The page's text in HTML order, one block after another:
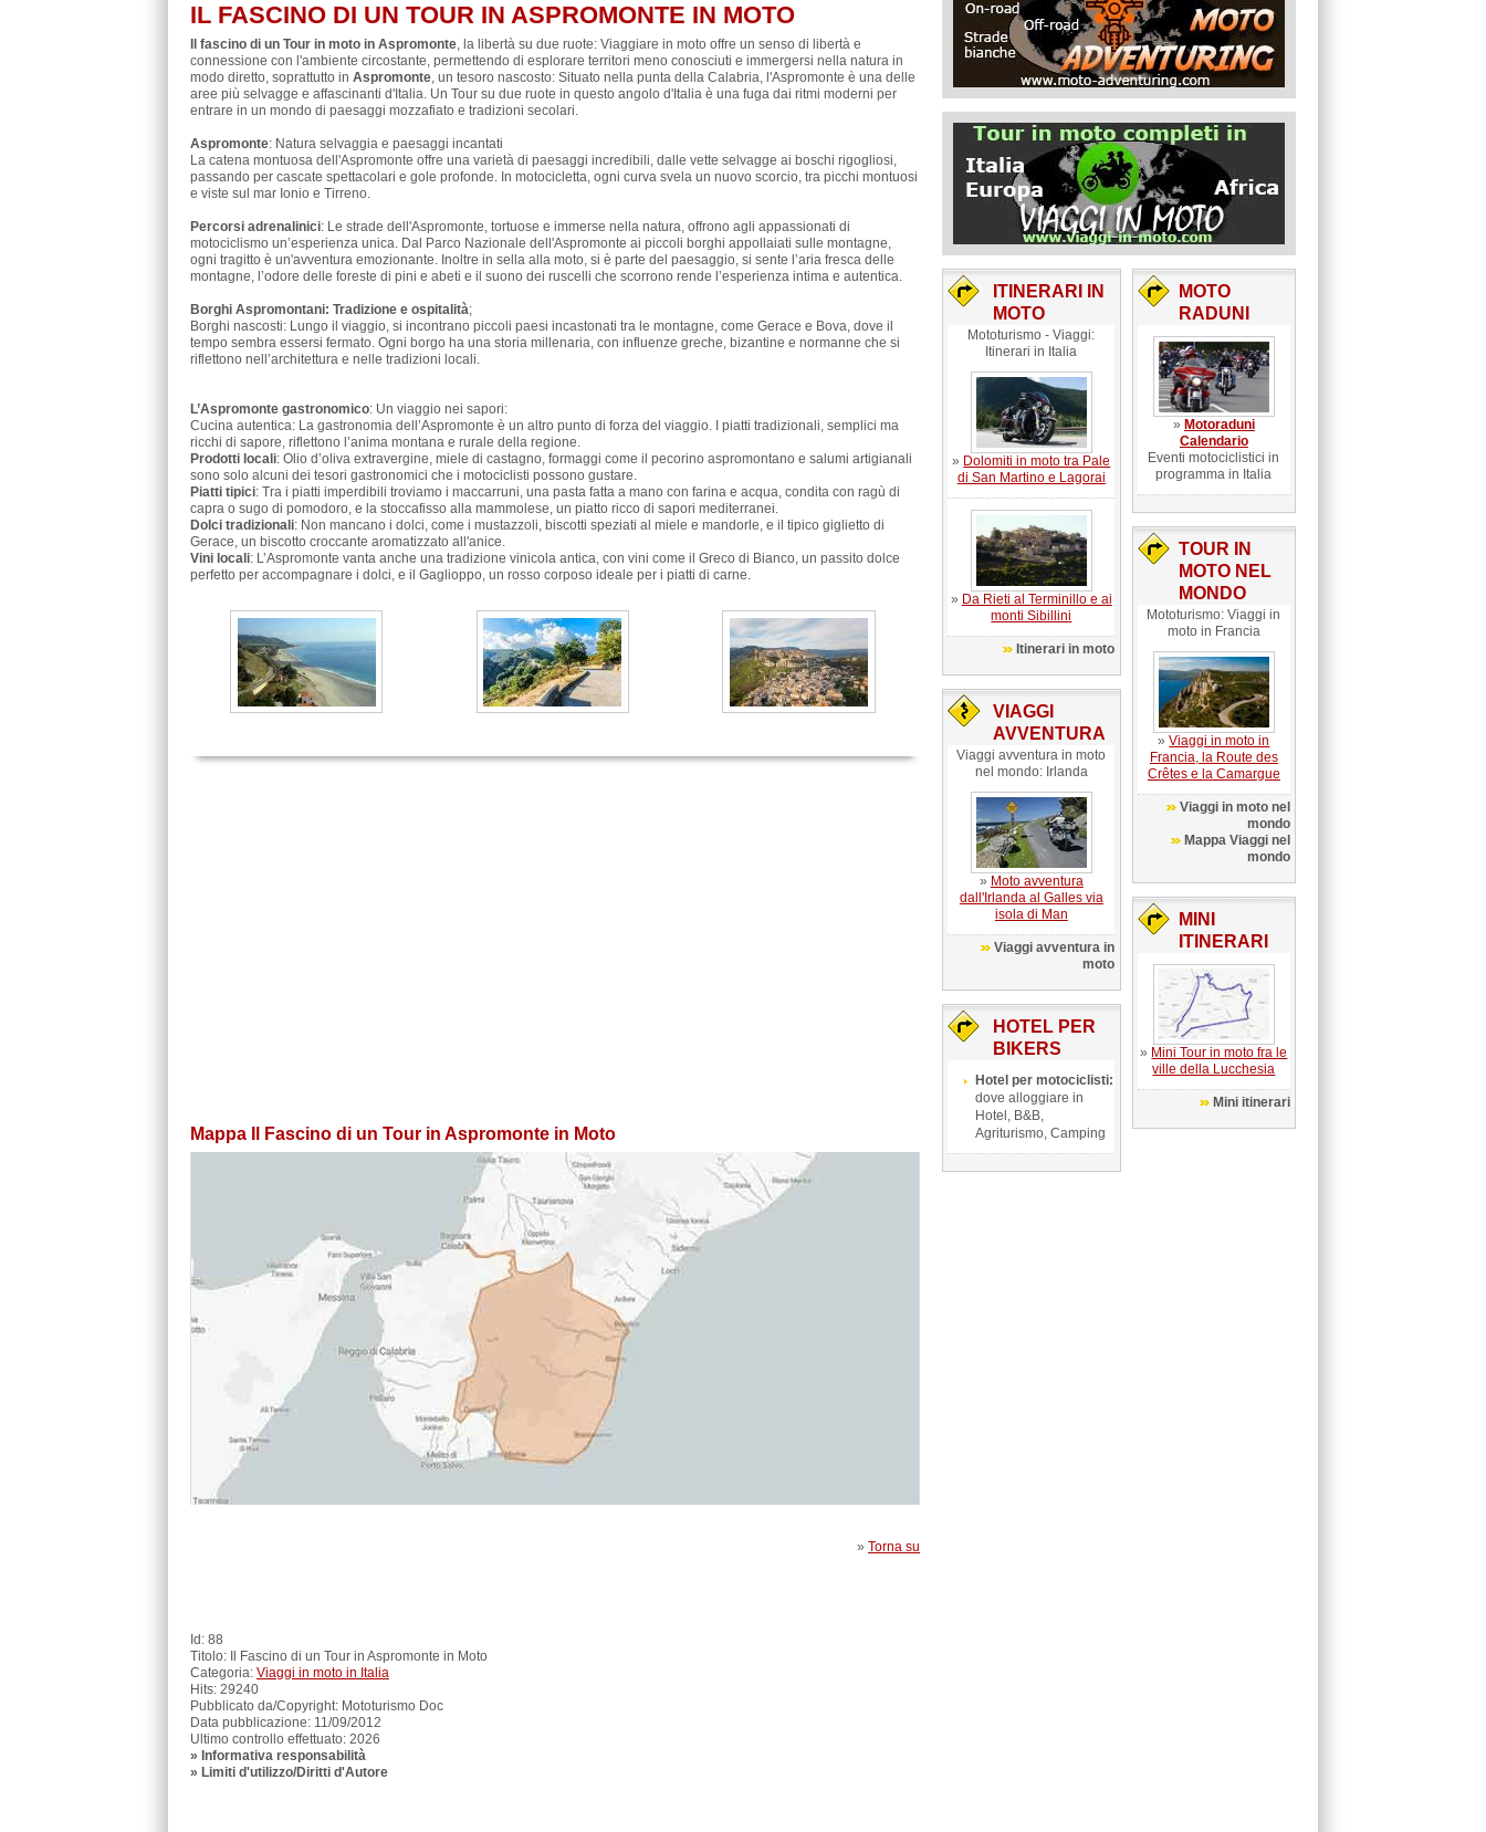
IL FASCINO DI UN TOUR IN ASPROMONTE IN MOTO
Il fascino di un Tour in moto in Aspromonte, la libertà su due ruote: Viaggiare in moto offre un senso di libertà e
connessione con l'ambiente circostante, permettendo di esplorare territori meno conosciuti e immergersi nella natura in
modo diretto, soprattutto in Aspromonte, un tesoro nascosto: Situato nella punta della Calabria, l'Aspromonte è una delle
aree più selvagge e affascinanti d'Italia. Un Tour su due ruote in questo angolo d'Italia è una fuga dai ritmi moderni per
entrare in un mondo di paesaggi mozzafiato e tradizioni secolari.
Aspromonte: Natura selvaggia e paesaggi incantati
La catena montuosa dell'Aspromonte offre una varietà di paesaggi incredibili, dalle vette selvagge ai boschi rigogliosi,
passando per cascate spettacolari e gole profonde. In motocicletta, ogni curva svela un nuovo scorcio, tra picchi montuosi
e viste sul mar Ionio e Tirreno.
Percorsi adrenalinici: Le strade dell'Aspromonte, tortuose e immerse nella natura, offrono agli appassionati di
motociclismo un’esperienza unica. Dal Parco Nazionale dell'Aspromonte ai piccoli borghi appollaiati sulle montagne,
ogni tragitto è un'avventura emozionante. Inoltre in sella alla moto, si è parte del paesaggio, si sente l’aria fresca delle
montagne, l’odore delle foreste di pini e abeti e il suono dei ruscelli che scorrono rende l’esperienza intima e autentica.
Borghi Aspromontani: Tradizione e ospitalità;
Borghi nascosti: Lungo il viaggio, si incontrano piccoli paesi incastonati tra le montagne, come Gerace e Bova, dove il
tempo sembra essersi fermato. Ogni borgo ha una storia millenaria, con influenze greche, bizantine e normanne che si
riflettono nell’architettura e nelle tradizioni locali.
L’Aspromonte gastronomico: Un viaggio nei sapori:
Cucina autentica: La gastronomia dell’Aspromonte è un altro punto di forza del viaggio. I piatti tradizionali, semplici ma
ricchi di sapore, riflettono l’anima montana e rurale della regione.
Prodotti locali: Olio d’oliva extravergine, miele di castagno, formaggi come il pecorino aspromontano e salumi artigianali
sono solo alcuni dei tesori gastronomici che i motociclisti possono gustare.
Piatti tipici: Tra i piatti imperdibili troviamo i maccarruni, una pasta fatta a mano con farina e acqua, condita con ragù di
capra o sugo di pomodoro, e la stoccafisso alla mammolese, un piatto ricco di sapori mediterranei.
Dolci tradizionali: Non mancano i dolci, come i mustazzoli, biscotti speziati al miele e mandorle, e il tipico giglietto di
Gerace, un biscotto croccante aromatizzato all'anice.
Vini locali: L’Aspromonte vanta anche una tradizione vinicola antica, con vini come il Greco di Bianco, un passito dolce
perfetto per accompagnare i dolci, e il Gaglioppo, un rosso corposo ideale per i piatti di carne.
Mappa Il Fascino di un Tour in Aspromonte in Moto
» Torna su
Id: 88
Titolo: Il Fascino di un Tour in Aspromonte in Moto
Categoria: Viaggi in moto in Italia
Hits: 29240
Pubblicato da/Copyright: Mototurismo Doc
Data pubblicazione: 11/09/2012
Ultimo controllo effettuato: 2026
» Informativa responsabilità
» Limiti d'utilizzo/Diritti d'Autore
ITINERARI IN
MOTO
Mototurismo - Viaggi:
Itinerari in Italia
» Dolomiti in moto tra Pale
di San Martino e Lagorai
» Da Rieti al Terminillo e ai
monti Sibillini
Itinerari in moto
VIAGGI
AVVENTURA
Viaggi avventura in moto
nel mondo: Irlanda
» Moto avventura
dall'Irlanda al Galles via
isola di Man
Viaggi avventura in
moto
HOTEL PER
BIKERS
Hotel per motociclisti:
dove alloggiare in
Hotel, B&B,
Agriturismo, Camping
MOTO
RADUNI
» Motoraduni
Calendario
Eventi motociclistici in
programma in Italia
TOUR IN
MOTO NEL
MONDO
Mototurismo: Viaggi in
moto in Francia
»Viaggi in moto in
Francia, la Route des
Crêtes e la Camargue
Viaggi in moto nel
mondo
Mappa Viaggi nel
mondo
MINI
ITINERARI
» Mini Tour in moto fra le
ville della Lucchesia
Mini itinerari